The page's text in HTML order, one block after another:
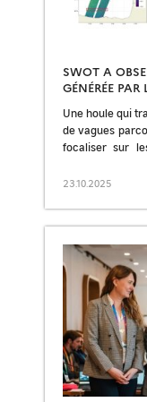
SWOT A
GÉNÉRÉE
Une houle qui
de vagues
focaliser sur
23.10.2025